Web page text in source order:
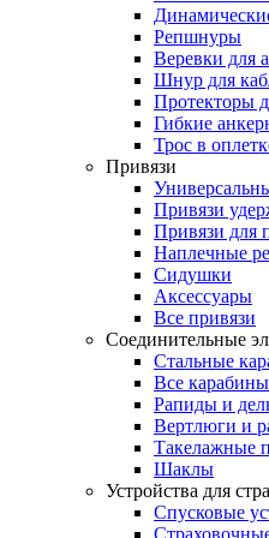
Репшнуры
Веревки для
Шнур для
Протекторы
Гибкие
Трос в
Привязи
Привязи
Привязи для
Наплечные
Сидушки
Аксессуары
Все привязи
Соединительные
Стальные
Все карабины
Рапиды и
Вертлюги и
Такелажные
Шаклы
Устройства для
Спусковые